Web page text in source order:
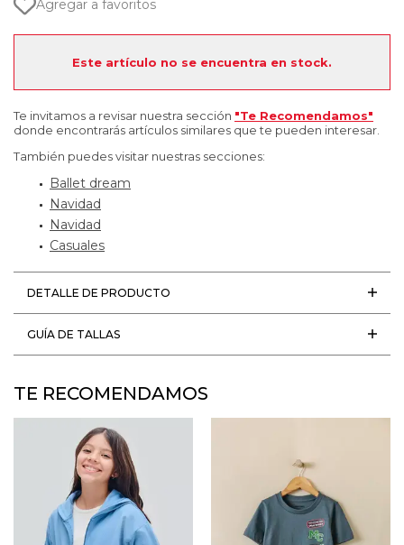
Agregar a favoritos
Este artículo no se encuentra en stock.
Te invitamos a revisar nuestra sección "Te Recomendamos"
donde encontrarás artículos similares que te pueden interesar.
También puedes visitar nuestras secciones:
Ballet dream
Navidad
Navidad
Casuales
DETALLE DE PRODUCTO
GUÍA DE TALLAS
TE RECOMENDAMOS